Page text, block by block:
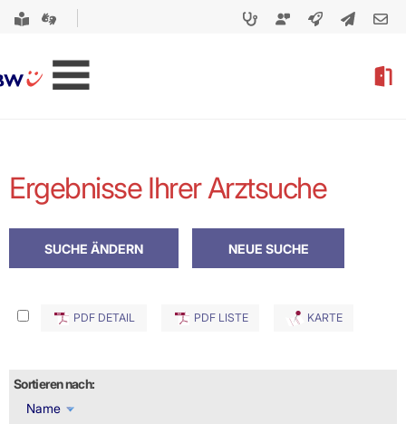
Ergebnisse Ihrer Arztsuche
PDF DETAIL PDF LISTE KARTE
Sortieren nach:
Name